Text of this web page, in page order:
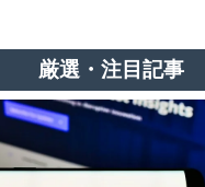
厳選・注目記事